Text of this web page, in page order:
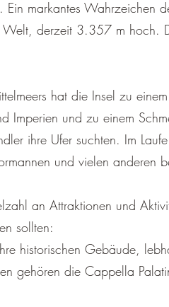
markantes Wahrzeichen
derzeit 3.357 m hoch.
hat die Insel zu
Imperien und zu einem
ihre Ufer suchten. Im
und vielen anderen
an Attraktionen und
sollten:
historischen Gebäude,
gehören die Cappella